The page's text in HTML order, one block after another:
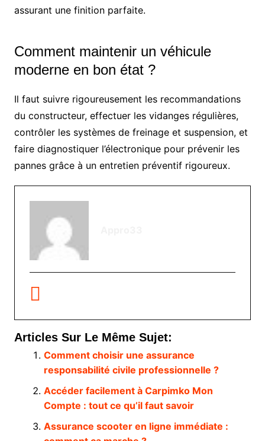
assurant une finition parfaite.
Comment maintenir un véhicule
moderne en bon état ?
Il faut suivre rigoureusement les recommandations
du constructeur, effectuer les vidanges régulières,
contrôler les systèmes de freinage et suspension, et
faire diagnostiquer l’électronique pour prévenir les
pannes grâce à un entretien préventif rigoureux.
Articles Sur Le Même Sujet:
Comment choisir une assurance
responsabilité civile professionnelle ?
Accéder facilement à Carpimko Mon
Compte : tout ce qu’il faut savoir
Assurance scooter en ligne immédiate :